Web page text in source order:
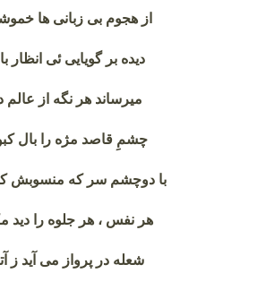
از هجوم بی زبانی ها
دیده بر گویایی ئی انظار
میرساند هر نگه از عالم
چشمِ قاصد مژه را بال
با دوچشم سر که منسوبش
هر نفس ، هر جلوه را دید
شعله در پرواز می آید ز